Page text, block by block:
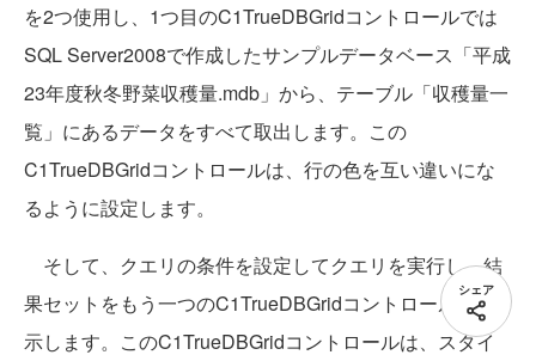
を2つ使用し、1つ目のC1TrueDBGridコントロールでは
SQL Server2008で作成したサンプルデータベース「平成
23年度秋冬野菜収穫量.mdb」から、テーブル「収穫量一
覧」にあるデータをすべて取出します。この
C1TrueDBGridコントロールは、行の色を互い違いにな
るように設定します。
そして、クエリの条件を設定してクエリを実行し、結
果セットをもう一つのC1TrueDBGridコントロールで表
示します。このC1TrueDBGridコントロールは、スタイ
シェア